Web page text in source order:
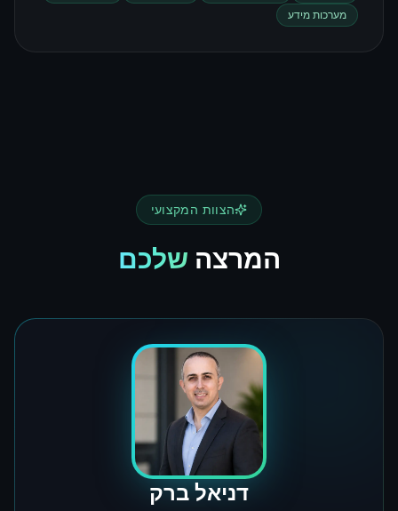
מערכות מידע
הצוות המקצועי
המרצה שלכם
דניאל ברק